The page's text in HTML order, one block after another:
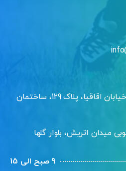
تهران، شهرک گلستان، خیابان اقاقیا، پلاک 129، ساختمان
میدان اتریش، بلوار گلها
9 صبح الی 15